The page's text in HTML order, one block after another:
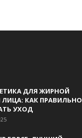
ДЛЯ ЖИРНОЙ
КАК ПРАВИЛЬНО
УХОД